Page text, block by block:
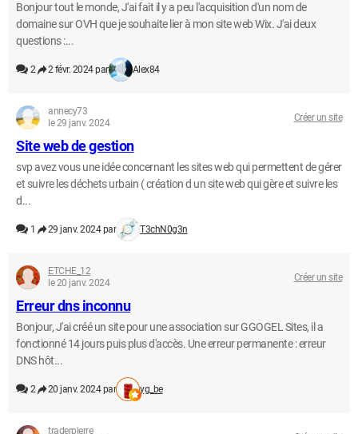
Bonjour tout le monde, J'ai fait il y a peu l'acquisition d'un nom de
domaine sur OVH que je souhaite lier à mon site web Wix. J'ai deux
questions :...
2 2 févr. 2024 par Alex84
annecy73
le 29 janv. 2024
Créer un site
Site web de gestion
svp avez vous une idée concernant les sites web qui permettent de gérer
et suivre les déchets urbain ( création d un site web qui gère et suivre les
d...
1 29 janv. 2024 par T3chN0g3n
ETCHE_12
le 20 janv. 2024
Créer un site
Erreur dns inconnu
Bonjour, J'ai créé un site pour une association sur GGOGEL Sites, il a
fonctionné 14 jours puis plus d'accès. Une erreur permanente : erreur
DNS hôt...
2 20 janv. 2024 par yg_be
traderpierre